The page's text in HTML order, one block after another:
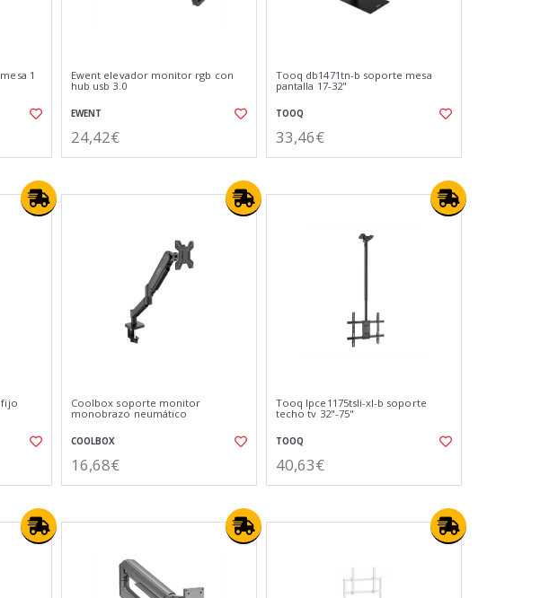
1
Ewent elevador monitor rgb con
hub usb 3.0
EWENT
24,42€
Tooq db1471tn-b soporte mesa
pantalla 17-32"
TOOQ
33,46€
fijo
Coolbox soporte monitor
monobrazo neumático
COOLBOX
16,68€
Tooq lpce1175tsli-xl-b soporte
techo tv 32"-75"
TOOQ
40,63€